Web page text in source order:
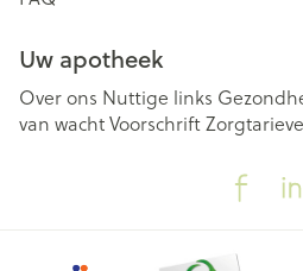
Uw apotheek
Over ons Nuttige links
van wachtVoorschrift